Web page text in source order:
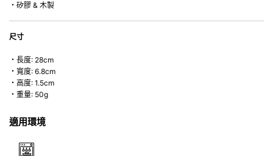
・矽膠 & 木製
尺寸
・長度: 28cm
・寬度: 6.8cm
・高度: 1.5cm
・重量: 50g
適用環境